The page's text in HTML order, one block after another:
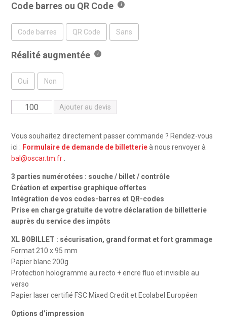
Code barres ou QR Code
Code barres QR Code Sans
Réalité augmentée
Oui Non
quantité
XL
Bobillet
hologramme
Ajouter au devis
Vous souhaitez directement passer commande ? Rendez-vous
ici : Formulaire de demande de billetterieà nous renvoyer à
bal@oscar.tm.fr .
3 parties numérotées : souche / billet / contrôle
Création et expertise graphique offertes
Intégration de vos codes-barres et QR-codes
Prise en charge gratuite de votre déclaration de billetterie
auprès du service des impôts
XL BOBILLET : sécurisation, grand format et fort grammage
Format 210 x 95 mm
Papier blanc 200g
Protection hologramme au recto + encre fluo et invisible au
verso
Papier laser certifié FSC Mixed Credit et Ecolabel Européen
Options d’impression